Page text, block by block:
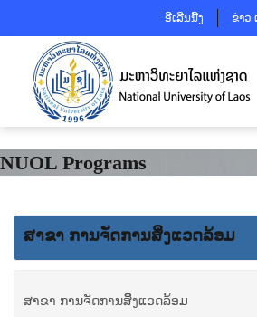
ອີເລີນນີ້ງ ຂ່າວ
NUOL Programs
ສາຂາ ການຈັດການສິິ່ງແວດລ້ອມ
ສາຂາ ການຈັດການສິິ່ງແວດລ້ອມ